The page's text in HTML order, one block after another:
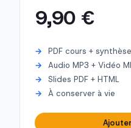
9,90 €
PDF cours + synthèse
Audio MP3 + Vidéo
Slides PDF + HTML
À conserver à vie